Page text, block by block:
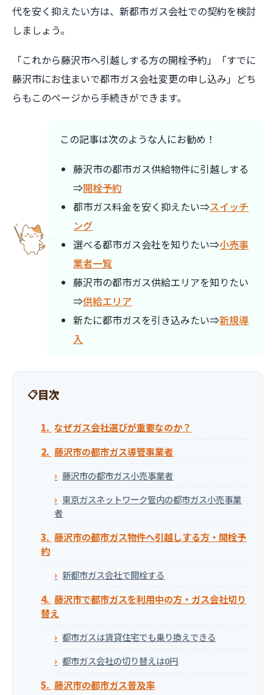
代を安く抑えたい方は、新都市ガス会社での契約を検討
しましょう。
「これから藤沢市へ引越しする方の開栓予約」「すでに
藤沢市にお住まいで都市ガス会社変更の申し込み」どち
らもこのページから手続きができます。
この記事は次のような人にお勧め！
藤沢市の都市ガス供給物件に引越しする
⇒開栓予約
都市ガス料金を安く抑えたい⇒スイッチ
ング
選べる都市ガス会社を知りたい⇒小売事
業者一覧
藤沢市の都市ガス供給エリアを知りたい
⇒供給エリア
新たに都市ガスを引き込みたい⇒新規導
入
目次
なぜガス会社選びが重要なのか？
藤沢市の都市ガス導管事業者
藤沢市の都市ガス小売事業者
東京ガスネットワーク管内の都市ガス小売事業
者
藤沢市の都市ガス物件へ引越しする方・開栓予
約
新都市ガス会社で開栓する
藤沢市で都市ガスを利用中の方・ガス会社切り
替え
都市ガスは賃貸住宅でも乗り換えできる
都市ガス会社の切り替えは0円
藤沢市の都市ガス普及率